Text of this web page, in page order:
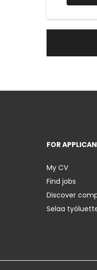
FOR
My CV
Find jobs
Discover
Selaa